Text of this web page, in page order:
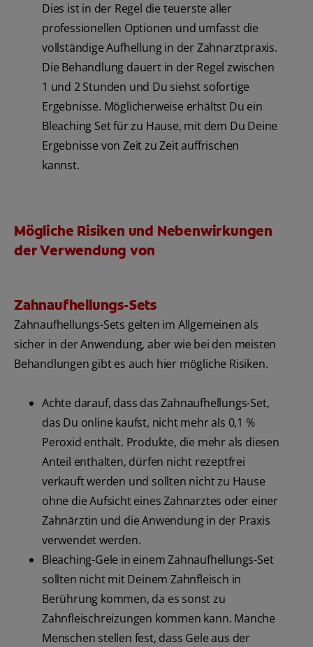
Dies ist in der Regel die teuerste aller
professionellen Optionen und umfasst die
vollständige Aufhellung in der Zahnarztpraxis.
Die Behandlung dauert in der Regel zwischen
1 und 2 Stunden und Du siehst sofortige
Ergebnisse. Möglicherweise erhältst Du ein
Bleaching Set für zu Hause, mit dem Du Deine
Ergebnisse von Zeit zu Zeit auffrischen
kannst.
Mögliche Risiken und Nebenwirkungen
der Verwendung von
Zahnaufhellungs-Sets
Zahnaufhellungs-Sets gelten im Allgemeinen als
sicher in der Anwendung, aber wie bei den meisten
Behandlungen gibt es auch hier mögliche Risiken.
Achte darauf, dass das Zahnaufhellungs-Set,
das Du online kaufst, nicht mehr als 0,1 %
Peroxid enthält. Produkte, die mehr als diesen
Anteil enthalten, dürfen nicht rezeptfrei
verkauft werden und sollten nicht zu Hause
ohne die Aufsicht eines Zahnarztes oder einer
Zahnärztin und die Anwendung in der Praxis
verwendet werden.
Bleaching-Gele in einem Zahnaufhellungs-Set
sollten nicht mit Deinem Zahnfleisch in
Berührung kommen, da es sonst zu
Zahnfleischreizungen kommen kann. Manche
Menschen stellen fest, dass Gele aus der